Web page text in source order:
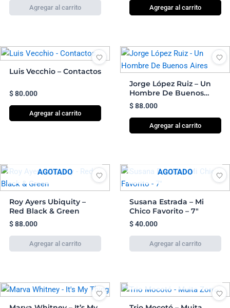
Agregar al carrito
Luis Vecchio – Contactos
$80.000
Agregar al carrito
Jorge López Ruiz – Un
Hombre De Buenos
Aires
$88.000
Agregar al carrito
AGOTADO
Roy Ayers Ubiquity –
Red Black & Green
$88.000
AGOTADO
Susana Estrada – Mi
Chico Favorito – 7″
$40.000